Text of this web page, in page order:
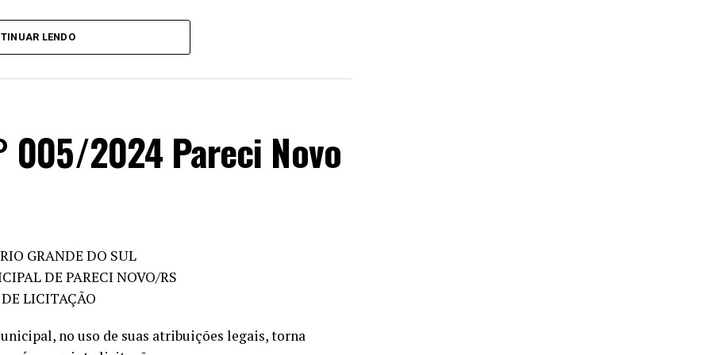
e outros
para o
Básico em
Junho/2024
de atuação e
de
R$2.824,00
em Curso de
de Ensino
30h
LENDO
005/2024 Pareci Novo
GRANDE DO SUL
DE PARECI NOVO/RS
LICITAÇÃO
no uso de suas atribuições legais, torna